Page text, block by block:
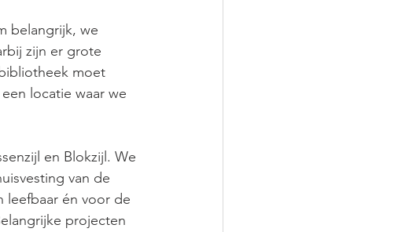
belangrijk, we
zijn er grote
moet
locatie waar we
en Blokzijl. We
van de
leefbaar én voor de
projecten